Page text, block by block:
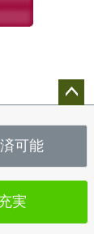
へ
可能
実